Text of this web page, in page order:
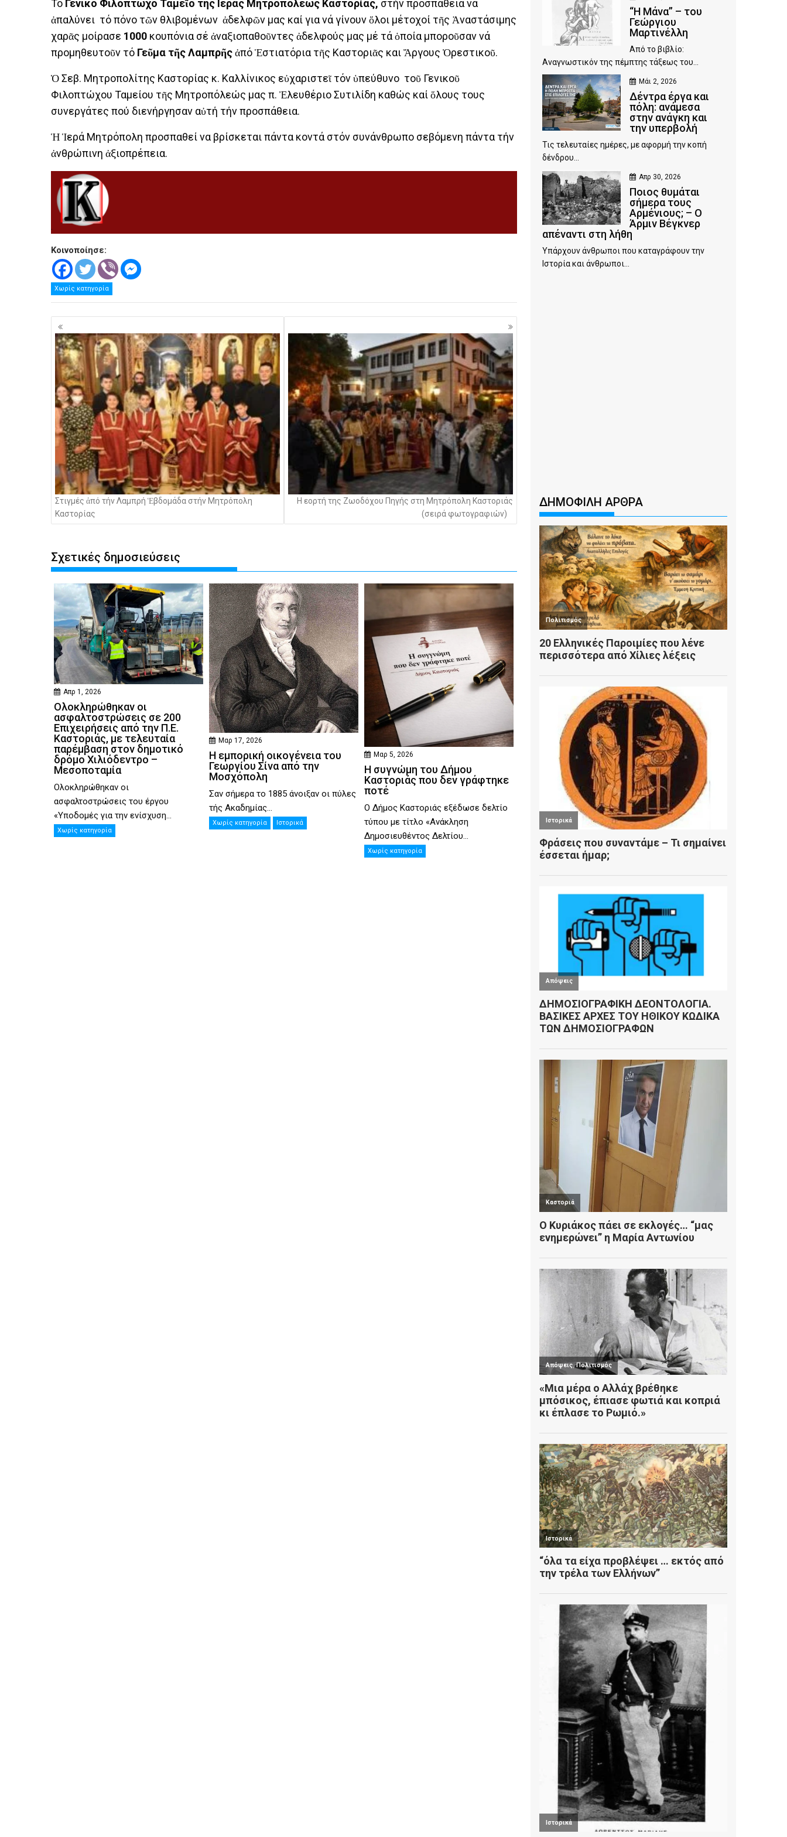
Το Γενικό Φιλόπτωχο Ταμεῖο της Ιεράς Μητροπόλεως Καστορίας, στήν προσπάθεια νά
ἁπαλύνει τό πόνο τῶν θλιβομένων ἀδελφῶν μας καί για νά γίνουν ὅλοι μέτοχοί τῆς Ἀναστάσιμης
χαρᾶς μοίρασε 1000 κουπόνια σέ ἀναξιοπαθοῦντες ἀδελφούς μας μέ τά ὁποία μποροῦσαν νά
προμηθευτοῦν τό Γεῦμα τῆς Λαμπρῆςἀπό Ἑστιατόρια τῆς Καστοριᾶς και Ἄργους Ὀρεστικοῦ.
Ὁ Σεβ. Μητροπολίτης Καστορίας κ. Καλλίνικος εὐχαριστεῖ τόν ὑπεύθυνο τοῦ Γενικοῦ
Φιλοπτώχου Ταμείου τῆς Μητροπόλεώς μας π. Ἐλευθέριο Συτιλίδη καθώς καί ὅλους τους
συνεργάτες πού διενήργησαν αὐτή τήν προσπάθεια.
Ἡ Ἱερά Μητρόπολη προσπαθεί να βρίσκεται πάντα κοντά στόν συνάνθρωπο σεβόμενη πάντα τήν
ἀνθρώπινη ἀξιοπρέπεια.
.
Κοινοποίησε:
Χωρίς κατηγορία
Πλοήγηση
άρθρων
Στιγμές ἀπό τήν Λαμπρή Ἑβδομάδα στήν Μητρόπολη
Καστορίας
Η εορτή της Ζωοδόχου Πηγής στη Μητρόπολη Καστοριάς
(σειρά φωτογραφιών)
Σχετικές δημοσιεύσεις
Απρ 1, 2026
Ολοκληρώθηκαν οι
ασφαλτοστρώσεις σε 200
Επιχειρήσεις από την Π.Ε.
Καστοριάς, με τελευταία
παρέμβαση στον δημοτικό
δρόμο Χιλιόδεντρο –
Μεσοποταμία
Ολοκληρώθηκαν οι
ασφαλτοστρώσεις του έργου
«Υποδομές για την ενίσχυση...
Χωρίς κατηγορία
Μαρ 17, 2026
Η εμπορική οικογένεια του
Γεωργίου Σίνα από την
Μοσχόπολη
Σαν σήμερα το 1885 άνοιξαν οι πύλες
τής Ακαδημίας...
Χωρίς κατηγορία Ιστορικά
Μαρ 5, 2026
Η συγνώμη του Δήμου
Καστοριάς που δεν γράφτηκε
ποτέ
Ο Δήμος Καστοριάς εξέδωσε δελτίο
τύπου με τίτλο «Ανάκληση
Δημοσιευθέντος Δελτίου...
Χωρίς κατηγορία
“Η Μάνα” – του
Γεώργιου
Μαρτινέλλη
Από το βιβλίο:
Αναγνωστικόν της πέμπτης τάξεως του...
Μάι 2, 2026
Δέντρα έργα και
πόλη: ανάμεσα
στην ανάγκη και
την υπερβολή
Τις τελευταίες ημέρες, με αφορμή την κοπή
δένδρου...
Απρ 30, 2026
Ποιος θυμάται
σήμερα τους
Αρμένιους; – Ο
Άρμιν Βέγκνερ
απέναντι στη λήθη
Υπάρχουν άνθρωποι που καταγράφουν την
Ιστορία και άνθρωποι...
ΔΗΜΟΦΙΛΗ ΑΡΘΡΑ